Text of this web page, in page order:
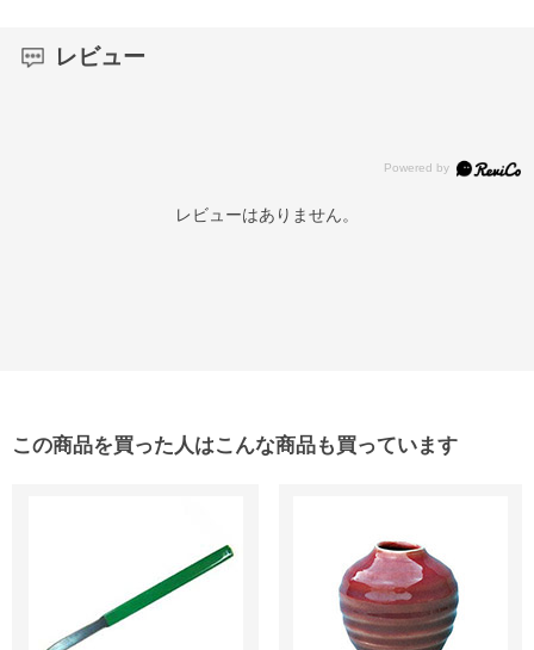
レビュー
レビューはありません。
この商品を買った人はこんな商品も買っています